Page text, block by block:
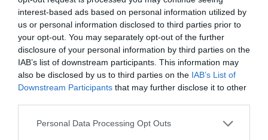
interest-based ads based on personal information utilized by
us or personal information disclosed to third parties prior to
your opt-out. You may separately opt-out of the further
disclosure of your personal information by third parties on the
IAB’s list of downstream participants. This information may
also be disclosed by us to third parties on the IAB’s List of
Downstream Participants that may further disclose it to other
Personal Data Processing Opt Outs